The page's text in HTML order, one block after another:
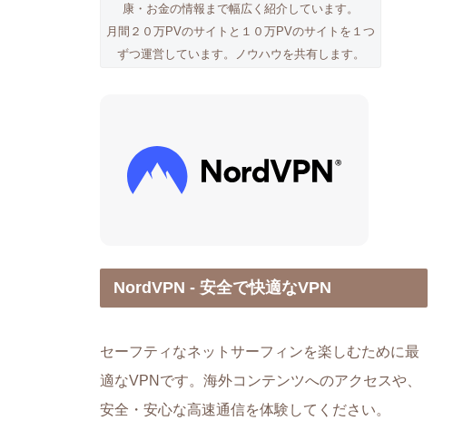
康・お金の情報まで幅広く紹介しています。
月間２０万PVのサイトと１０万PVのサイトを１つ
ずつ運営しています。ノウハウを共有します。
NordVPN - 安全で快適なVPN
セーフティなネットサーフィンを楽しむために最
適なVPNです。海外コンテンツへのアクセスや、
安全・安心な高速通信を体験してください。